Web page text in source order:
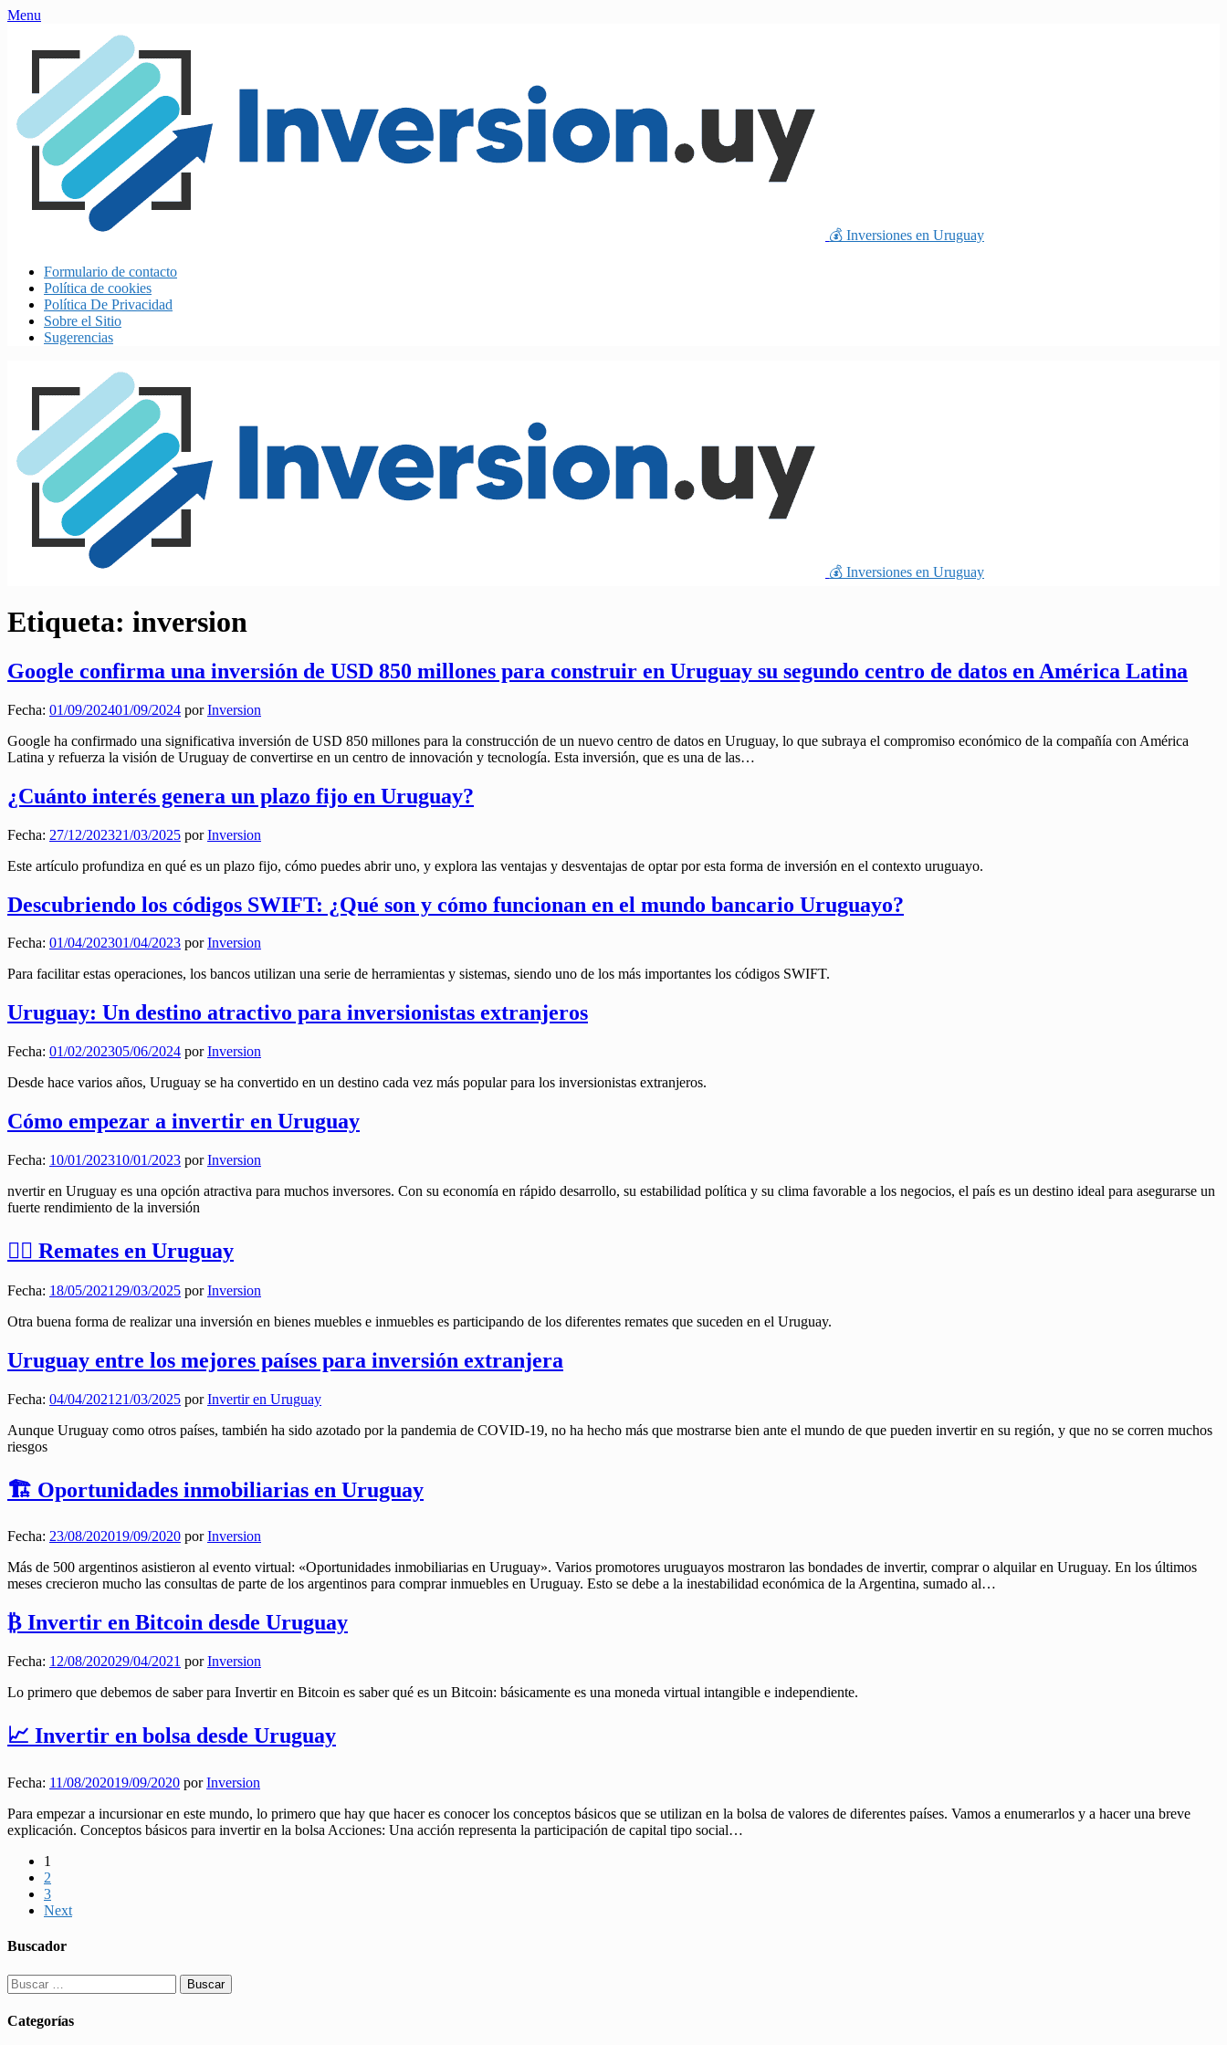
Skip
content
Menu
💰 Inversiones en Uruguay
Formulario de contacto
Política de cookies
Política De Privacidad
Sobre el Sitio
Sugerencias
💰 Inversiones en Uruguay
Etiqueta: inversion
Google confirma una inversión de USD 850 millones para construir en Uruguay su segundo centro de datos en América Latina
Fecha: 01/09/202401/09/2024 porInversion
Google ha confirmado una significativa inversión de USD 850 millones para la construcción de un nuevo centro de datos en Uruguay, lo que subraya el compromiso económico de la compañía con América
Latina y refuerza la visión de Uruguay de convertirse en un centro de innovación y tecnología. Esta inversión, que es una de las…
¿Cuánto interés genera un plazo fijo en Uruguay?
Fecha: 27/12/202321/03/2025 porInversion
Este artículo profundiza en qué es un plazo fijo, cómo puedes abrir uno, y explora las ventajas y desventajas de optar por esta forma de inversión en el contexto uruguayo.
Descubriendo los códigos SWIFT: ¿Qué son y cómo funcionan en el mundo bancario Uruguayo?
Fecha: 01/04/202301/04/2023 porInversion
Para facilitar estas operaciones, los bancos utilizan una serie de herramientas y sistemas, siendo uno de los más importantes los códigos SWIFT.
Uruguay: Un destino atractivo para inversionistas extranjeros
Fecha: 01/02/202305/06/2024 porInversion
Desde hace varios años, Uruguay se ha convertido en un destino cada vez más popular para los inversionistas extranjeros.
Cómo empezar a invertir en Uruguay
Fecha: 10/01/202310/01/2023 porInversion
nvertir en Uruguay es una opción atractiva para muchos inversores. Con su economía en rápido desarrollo, su estabilidad política y su clima favorable a los negocios, el país es un destino ideal para asegurarse un
fuerte rendimiento de la inversión
👨‍⚖️ Remates en Uruguay
Fecha: 18/05/2021 29/03/2025 porInversion
Otra buena forma de realizar una inversión en bienes muebles e inmuebles es participando de los diferentes remates que suceden en el Uruguay.
Uruguay entre los mejores países para inversión extranjera
Fecha: 04/04/2021 21/03/2025 porInvertir en Uruguay
Aunque Uruguay como otros países, también ha sido azotado por la pandemia de COVID-19, no ha hecho más que mostrarse bien ante el mundo de que pueden invertir en su región, y que no se corren muchos
riesgos
🏗️ Oportunidades inmobiliarias en Uruguay
Fecha: 23/08/202019/09/2020 porInversion
Más de 500 argentinos asistieron al evento virtual: «Oportunidades inmobiliarias en Uruguay». Varios promotores uruguayos mostraron las bondades de invertir, comprar o alquilar en Uruguay. En los últimos
meses crecieron mucho las consultas de parte de los argentinos para comprar inmuebles en Uruguay. Esto se debe a la inestabilidad económica de la Argentina, sumado al…
₿ Invertir en Bitcoin desde Uruguay
Fecha: 12/08/202029/04/2021 porInversion
Lo primero que debemos de saber para Invertir en Bitcoin es saber qué es un Bitcoin: básicamente es una moneda virtual intangible e independiente.
📈 Invertir en bolsa desde Uruguay
Fecha: 11/08/202019/09/2020 porInversion
Para empezar a incursionar en este mundo, lo primero que hay que hacer es conocer los conceptos básicos que se utilizan en la bolsa de valores de diferentes países. Vamos a enumerarlos y a hacer una breve
explicación. Conceptos básicos para invertir en la bolsa Acciones: Una acción representa la participación de capital tipo social…
1
2
3
Next
Buscador
Buscar:
Categorías